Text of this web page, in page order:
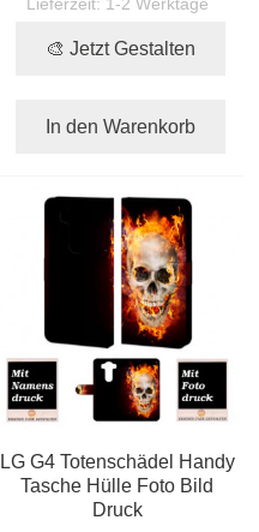
🎨 Jetzt Gestalten
In den Warenkorb
LG G4 Totenschädel Handy
Tasche Hülle Foto Bild
Druck